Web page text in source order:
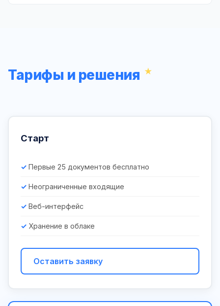
Тарифы и решения
Старт
Первые 25 документов бесплатно
Неограниченные входящие
Веб-интерфейс
Хранение в облаке
Оставить заявку